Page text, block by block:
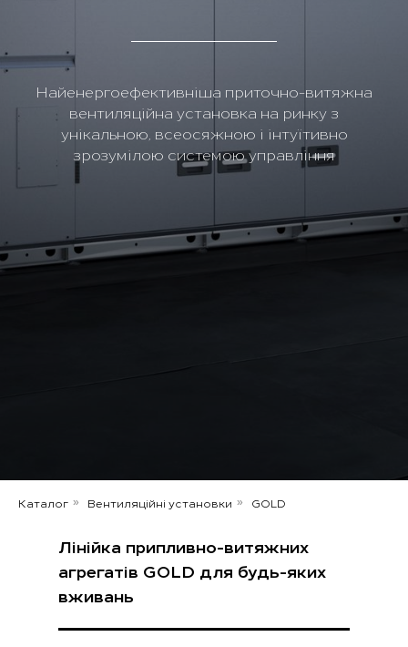
Найенергоефективніша приточно-витяжна
вентиляційна установка на ринку з
унікальною, всеосяжною і інтуїтивно
зрозумілою системою управління
Каталог » Вентиляційні установки » GOLD
Лінійка припливно-витяжних
агрегатів GOLD для будь-яких
вживань